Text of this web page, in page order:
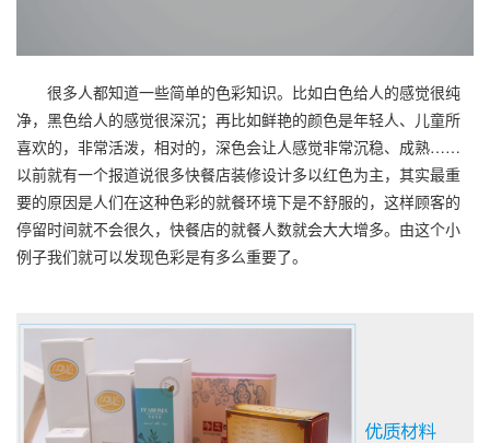
很多人都知道一些简单的色彩知识。比如白色给人的感觉很纯
净，黑色给人的感觉很深沉；再比如鲜艳的颜色是年轻人、儿童所
喜欢的，非常活泼，相对的，深色会让人感觉非常沉稳、成熟……
以前就有一个报道说很多快餐店装修设计多以红色为主，其实最重
要的原因是人们在这种色彩的就餐环境下是不舒服的，这样顾客的
停留时间就不会很久，快餐店的就餐人数就会大大增多。由这个小
例子我们就可以发现色彩是有多么重要了。